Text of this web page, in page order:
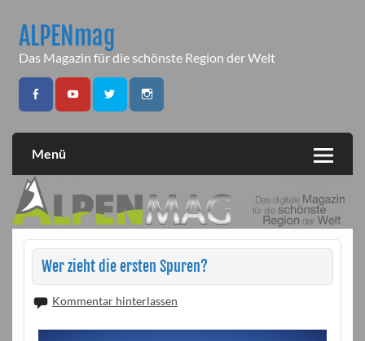
contentALPENmag
Das Magazin für die schönste Region der Welt
Menü
Wer zieht die ersten Spuren?
Kommentar hinterlassen